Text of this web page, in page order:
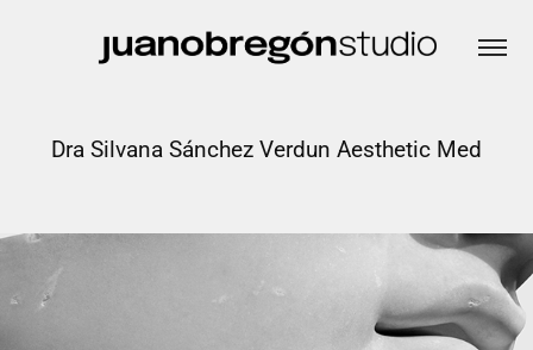
Dra Silvana Sánchez Verdun Aesthetic Med